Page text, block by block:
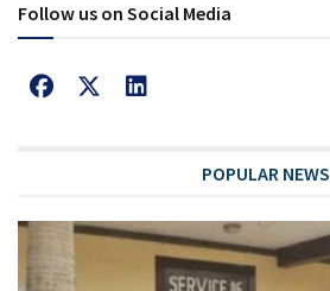
Follow us on Social Media
POPULAR NEWS